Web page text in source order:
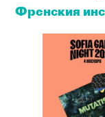
Френския